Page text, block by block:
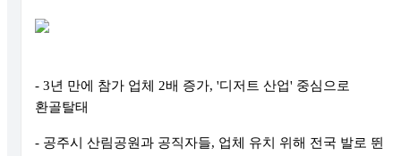
- 3년 만에 참가 업체 2배 증가, '디저트 산업' 중심으로
환골탈태
- 공주시 산림공원과 공직자들, 업체 유치 위해 전국 발로 뛴